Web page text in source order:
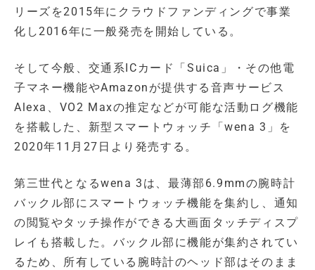
リーズを2015年にクラウドファンディングで事業
化し2016年に一般発売を開始している。
そして今般、交通系ICカード「Suica」・その他電
子マネー機能やAmazonが提供する音声サービス
Alexa、VO2 Maxの推定などが可能な活動ログ機能
を搭載した、新型スマートウォッチ「wena 3」を
2020年11月27日より発売する。
第三世代となるwena 3は、最薄部6.9mmの腕時計
バックル部にスマートウォッチ機能を集約し、通知
の閲覧やタッチ操作ができる大画面タッチディスプ
レイも搭載した。バックル部に機能が集約されてい
るため、所有している腕時計のヘッド部はそのまま